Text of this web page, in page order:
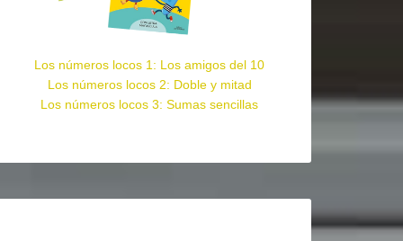
Los números locos 1: Los amigos del 10
Los números locos 2: Doble y mitad
Los números locos 3: Sumas sencillas